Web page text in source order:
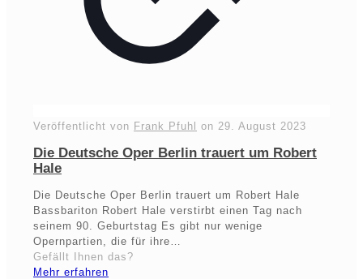
Veröffentlicht von Frank Pfuhl on 29. August 2023
Die Deutsche Oper Berlin trauert um Robert
Hale
Die Deutsche Oper Berlin trauert um Robert Hale
Bassbariton Robert Hale verstirbt einen Tag nach
seinem 90. Geburtstag Es gibt nur wenige
Opernpartien, die für ihre…
Gefällt Ihnen das?
Mehr erfahren